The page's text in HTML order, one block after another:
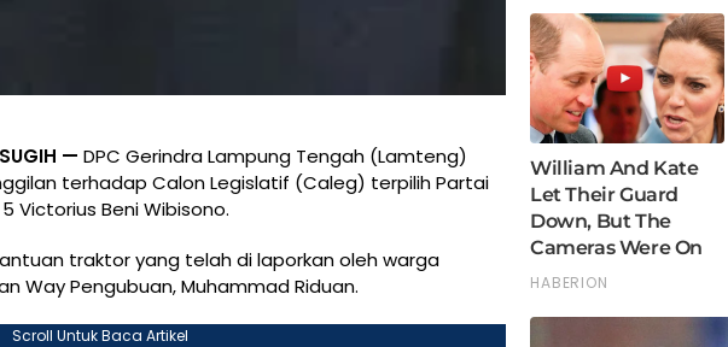
— DPC Gerindra Lampung Tengah (Lamteng)
terhadap Calon Legislatif (Caleg) terpilih Partai
Victorius Beni Wibisono.
traktor yang telah di laporkan oleh warga
Way Pengubuan, Muhammad Riduan.
Scroll Untuk Baca Artikel